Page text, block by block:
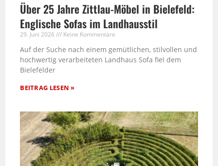
Über 25 Jahre Zittlau-Möbel in Bielefeld:
Englische Sofas im Landhausstil
29. Juni 2026 Keine Kommentare
Auf der Suche nach einem gemütlichen, stilvollen und
hochwertig verarbeiteten Landhaus Sofa fiel dem
Bielefelder
BEITRAG LESEN »